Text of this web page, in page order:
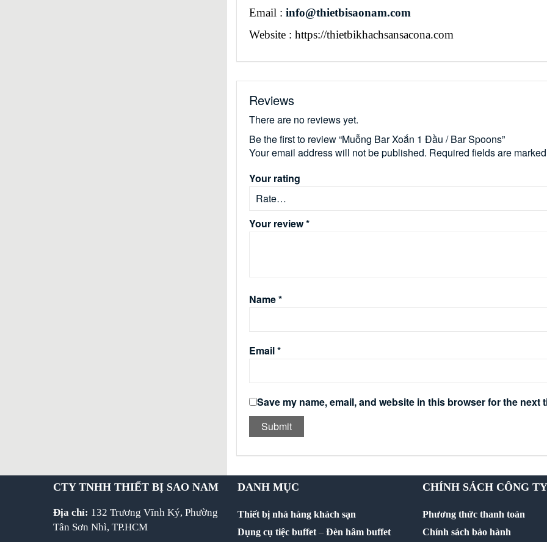
Email : info@thietbisaonam.com
Website : https://thietbikhachsansacona.com
Reviews
There are no reviews yet.
Be the first to review “Muỗng Bar Xoắn 1 Đầu / Bar Spoons”
Your email address will not be published. Required fields are
Your rating
Your review*
Name*
Email*
Save my name, email, and website in this browser for the next
CTY TNHH THIẾT BỊ SAO NAM
Địa chỉ: 132 Trương Vĩnh Ký, Phường
Tân Sơn Nhì, TP.HCM
DANH MỤC
Thiết bị nhà hàng khách sạn
Dụng cụ tiệc buffet –Đèn hâm buffet
CHÍNH SÁCH CÔNG TY
Phương thức thanh toán
Chính sách bảo hành